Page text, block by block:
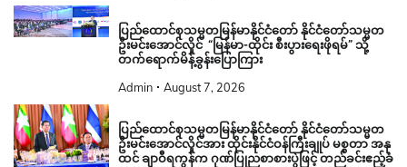
ပြည်ထောင်စုသမ္မတမြန်မာနိုင်ငံတော် နိုင်ငံတော်သမ္မတ
ဦးမင်းအောင်လှိုင် “မြန်မာ-ထိုင်း စီးပွားရေးဖိုရမ်” သို့
တက်ရောက်မိန့်ခွန်းပြောကြား
Admin August 7, 2026
ပြည်ထောင်စုသမ္မတမြန်မာနိုင်ငံတော် နိုင်ငံတော်သမ္မတ
ဦးမင်းအောင်လှိုင်အား ထိုင်းနိုင်ငံဝန်ကြီးချုပ် မစ္စတာ အနု
ထင် ချာဝီရကွန်က ဂုဏ်ပြုညစာစားပွဲဖြင့် တည်ခင်းဧည့်ခံ